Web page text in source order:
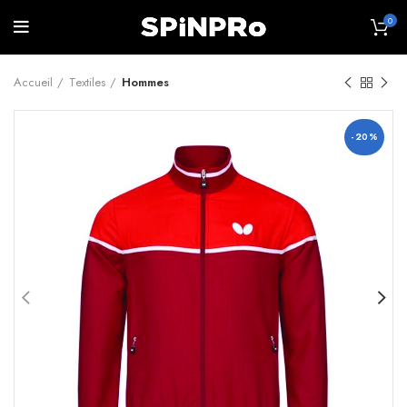
0
Accueil Textiles Hommes
-20%